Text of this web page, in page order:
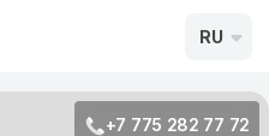
RU
+7 775 282 77 72